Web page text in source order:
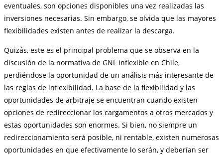
eventuales, son opciones disponibles una vez realizadas las
inversiones necesarias. Sin embargo, se olvida que las mayores
flexibilidades existen antes de realizar la descarga.
Quizás, este es el principal problema que se observa en la
discusión de la normativa de GNL Inflexible en Chile,
perdiéndose la oportunidad de un análisis más interesante de
las reglas de inflexibilidad. La base de la flexibilidad y las
oportunidades de arbitraje se encuentran cuando existen
opciones de redireccionar los cargamentos a otros mercados y
estas oportunidades son enormes. Si bien, no siempre un
redireccionamiento será posible, ni rentable, existen numerosas
oportunidades en que efectivamente lo serán, y deberían ser